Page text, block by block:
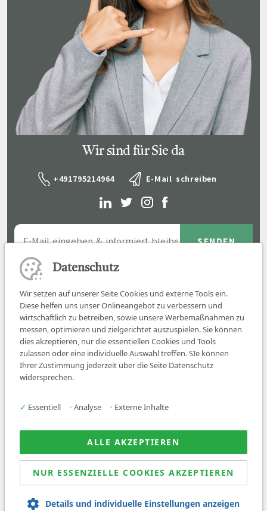
Wir sind für Sie da
+491795214964 E-Mail schreiben
Job finden
Über uns
News
© 2026 Sanovetis. All rights reserved.
Datenschutz
Wir setzen auf unserer Seite Cookies und externe Tools ein.
Diese helfen uns unser Onlineangebot zu verbessern und
wirtschaftlich zu betreiben, sowie unsere Werbemaßnahmen zu
messen, optimieren und zielgerichtet auszuspielen. Sie können
dies akzeptieren, nur die essentiellen Cookies und Tools
zulassen oder eine individuelle Auswahl treffen. SIe können
Ihrer Zustimmung jederzeit über die Seite Datenschutz
widersprechen.
✓ Essentiell • Analyse • Externe Inhalte
ALLE AKZEPTIEREN
NUR ESSENZIELLE COOKIES AKZEPTIEREN
Details und individuelle Einstellungen anzeigen